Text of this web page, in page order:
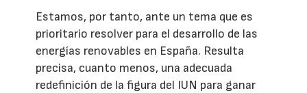
Estamos, por tanto, ante un tema que es
prioritario resolver para el desarrollo de las
energías renovables en España. Resulta
precisa, cuanto menos, una adecuada
redefinición de la figura del IUN para ganar